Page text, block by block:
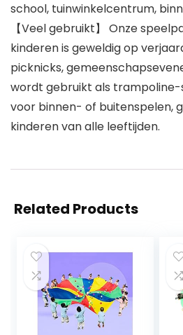
school, tuinwinkelcentrum,
【Veel gebruikt】 Onze
kinderen is geweldig op
picknicks,
wordt gebruikt als
voor binnen- of buitenspelen,
kinderen van alle leeftijden.
Related Products